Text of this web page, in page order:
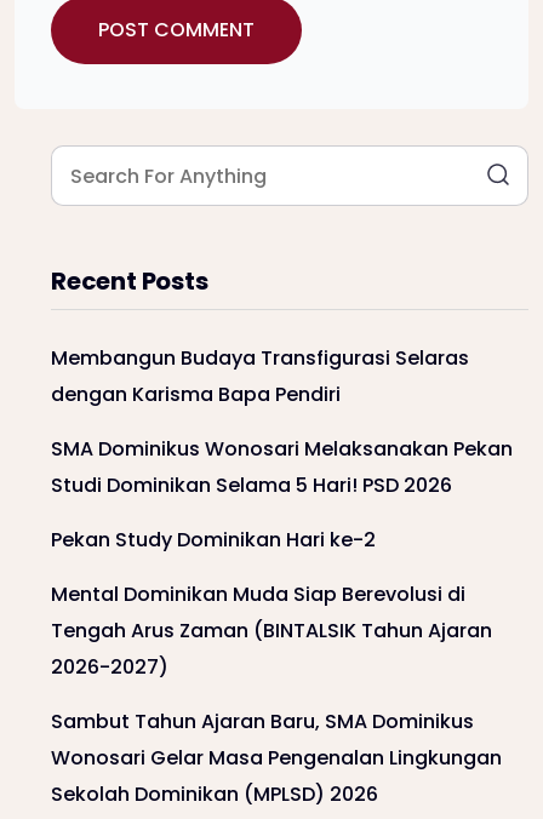
Recent Posts
Membangun Budaya Transfigurasi Selaras
dengan Karisma Bapa Pendiri
SMA Dominikus Wonosari Melaksanakan Pekan
Studi Dominikan Selama 5 Hari! PSD 2026
Pekan Study Dominikan Hari ke-2
Mental Dominikan Muda Siap Berevolusi di
Tengah Arus Zaman (BINTALSIK Tahun Ajaran
2026-2027)
Sambut Tahun Ajaran Baru, SMA Dominikus
Wonosari Gelar Masa Pengenalan Lingkungan
Sekolah Dominikan (MPLSD) 2026